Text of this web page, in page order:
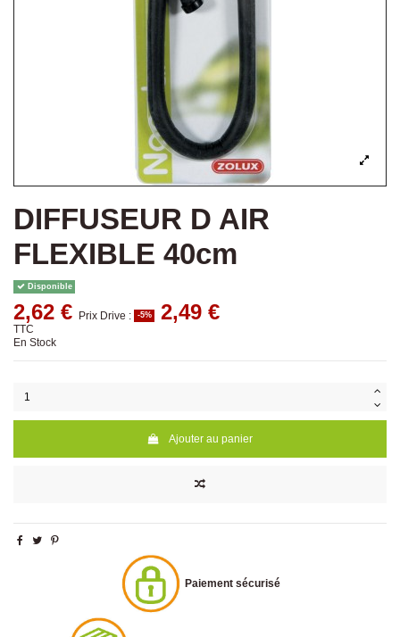
DIFFUSEUR D AIR
FLEXIBLE 40cm
Disponible
2,62 € Prix Drive : -5% 2,49 €
TTC
En Stock
Ajouter au panier
Paiement sécurisé